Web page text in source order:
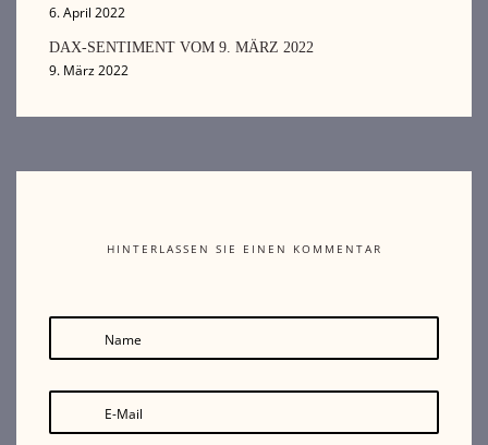
6. April 2022
DAX-SENTIMENT VOM 9. MÄRZ 2022
9. März 2022
HINTERLASSEN SIE EINEN KOMMENTAR
Name
E-Mail